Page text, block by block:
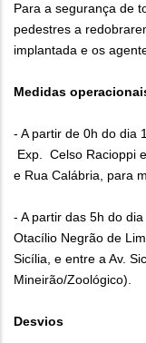
Para a segurança de
pedestres a
implantada e os
Medidas
- A partir de 0h do dia
Exp. Celso Racioppi
e Rua Calábria, para
- A partir das 5h do
Otacílio Negrão de
Sicília, e entre a Av.
Mineirão/Zoológico).
Desvios